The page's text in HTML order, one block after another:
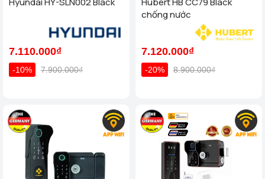
7.110.000₫
-10% 7.900.000₫
chống nước
7.120.000₫
-20% 8.900.000₫